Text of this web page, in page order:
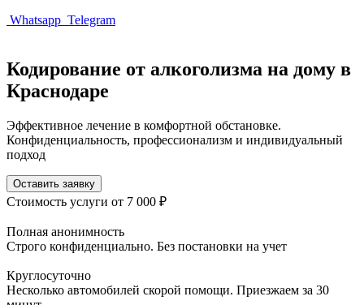
Whatsapp Telegram
Кодирование от алкоголизма на дому в
Краснодаре
Эффективное лечение в комфортной обстановке.
Конфиденциальность, профессионализм и индивидуальный
подход
Оставить заявку
Стоимость услуги от 7 000 ₽
Полная анонимность
Строго конфиденциально. Без постановки на учет
Круглосуточно
Несколько автомобилей скорой помощи. Приезжаем за 30